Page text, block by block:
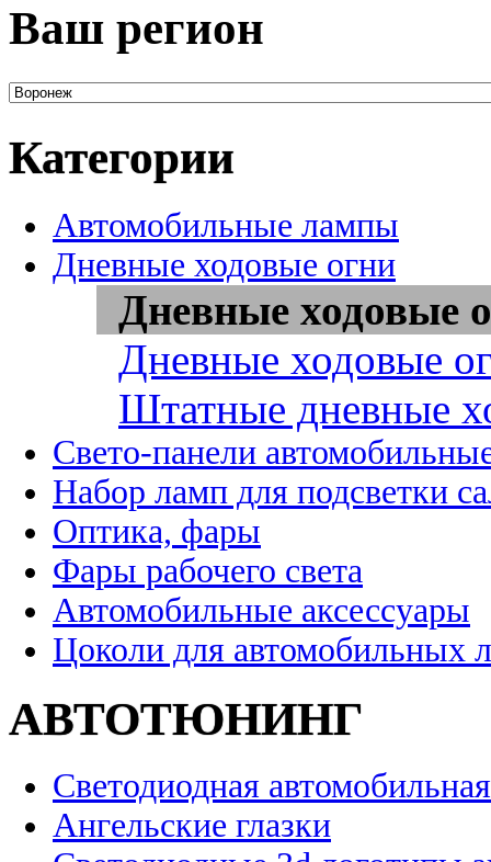
Ваш регион
Категории
Автомобильные лампы
Дневные ходовые огни
Дневные ходовые
Дневные ходовые
Штатные дневные
Свето-панели
Набор ламп для подсветки
Оптика, фары
Фары рабочего света
Автомобильные аксессуары
Цоколи для автомобильных
АВТОТЮНИНГ
Светодиодная
Ангельские глазки